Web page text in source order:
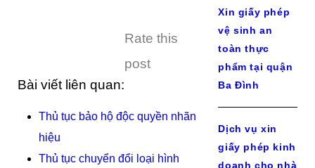
Rate this
post
Bài viết liên quan:
Thủ tục bảo hộ độc quyền nhãn
hiệu
Thủ tục chuyển đổi loại hình
Xin giấy phép
vệ sinh an
toàn thực
phẩm tại quận
Ba Đình
Dịch vụ xin
giấy phép kinh
doanh cho nhà